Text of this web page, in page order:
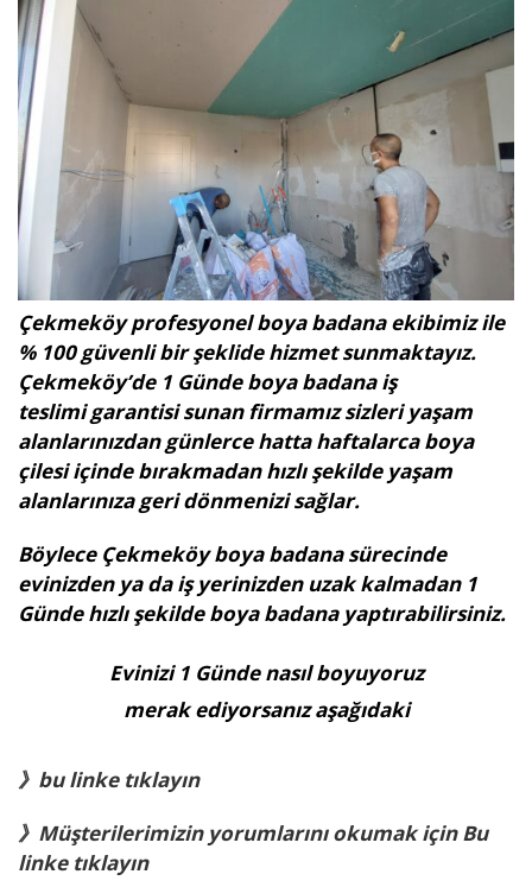
Çekmeköy profesyonel boya badana ekibimiz ile
% 100 güvenli bir şeklide hizmet sunmaktayız.
Çekmeköy’de 1 Günde boya badana iş
teslimi garantisi sunan firmamız sizleri yaşam
alanlarınızdan günlerce hatta haftalarca boya
çilesi içinde bırakmadan hızlı şekilde yaşam
alanlarınıza geri dönmenizi sağlar.
Böylece Çekmeköy boya badana sürecinde
evinizden ya da iş yerinizden uzak kalmadan 1
Günde hızlı şekilde boya badana yaptırabilirsiniz.
Evinizi 1 Günde nasıl boyuyoruz
merak ediyorsanız aşağıdaki
》bu linke tıklayın
》Müşterilerimizin yorumlarını okumak için Bu
linke tıklayın